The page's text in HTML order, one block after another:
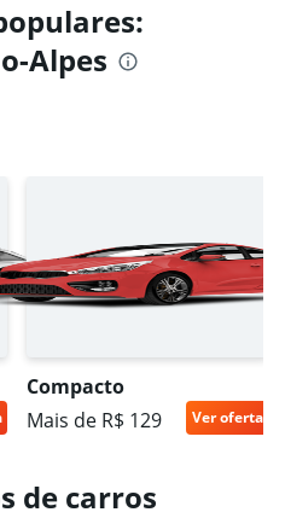
Alpes
Compacto
Mais de R$ 129
Ver oferta
de carros